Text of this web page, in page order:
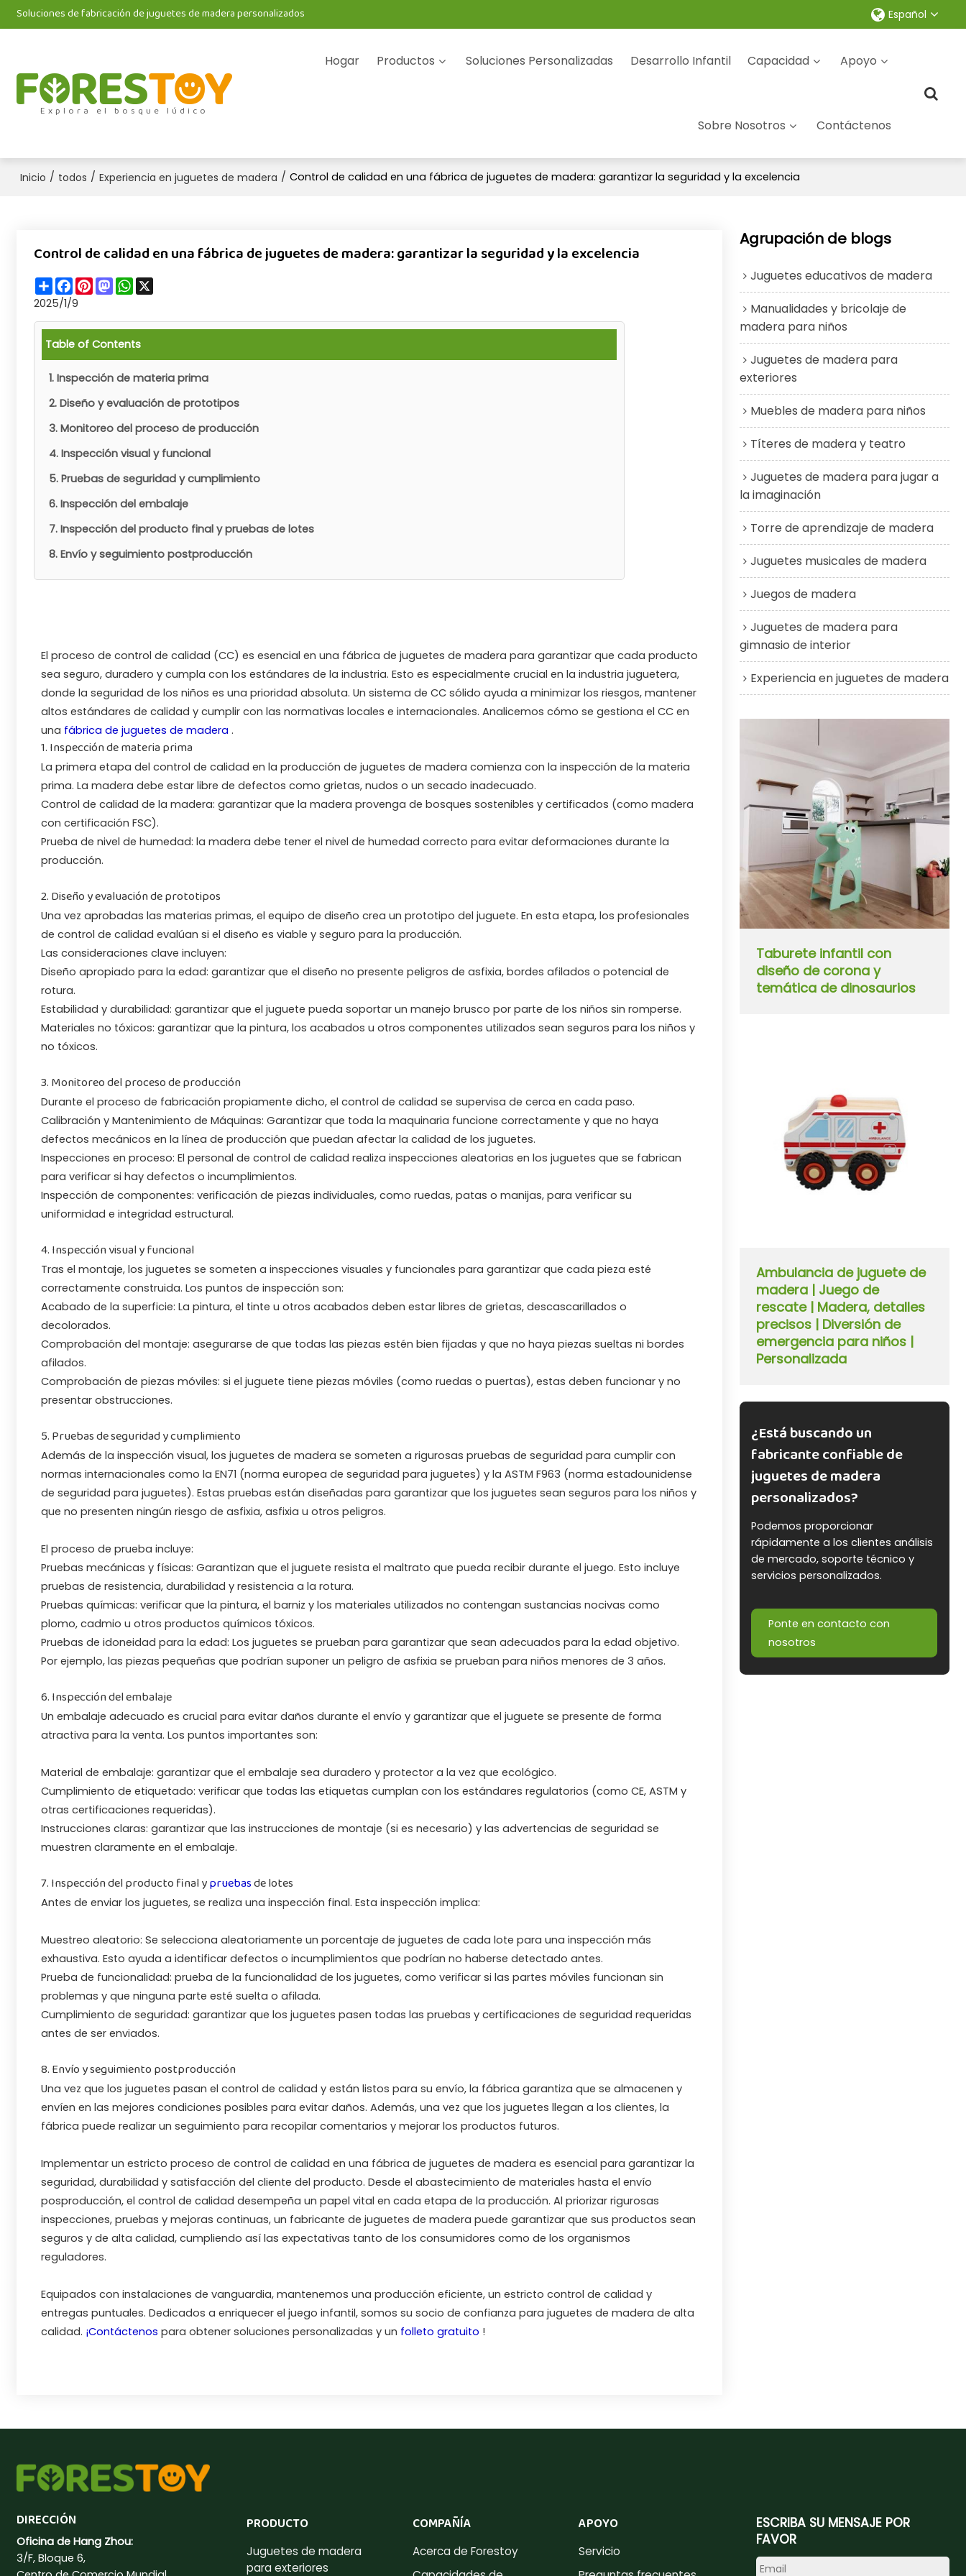
Soluciones de fabricación de juguetes de madera personalizados Español
Explora el bosque lúdico
Hogar Productos Soluciones Personalizadas Desarrollo Infantil Capacidad Apoyo
Sobre Nosotros Contáctenos
Inicio / todos / Experiencia en juguetes de madera / Control de calidad en una fábrica de juguetes de madera: garantizar la seguridad y la excelencia
Control de calidad en una fábrica de juguetes de madera: garantizar la seguridad y la excelencia
ShareFacebook
Pinterest
Mastodon
WhatsApp
X
2025/1/9
Table of Contents
1. Inspección de materia prima
2. Diseño y evaluación de prototipos
3. Monitoreo del proceso de producción
4. Inspección visual y funcional
5. Pruebas de seguridad y cumplimiento
6. Inspección del embalaje
7. Inspección del producto final y pruebas de lotes
8. Envío y seguimiento postproducción
El proceso de control de calidad (CC) es esencial en una fábrica de juguetes de madera para garantizar que cada producto
sea seguro, duradero y cumpla con los estándares de la industria. Esto es especialmente crucial en la industria juguetera,
donde la seguridad de los niños es una prioridad absoluta. Un sistema de CC sólido ayuda a minimizar los riesgos, mantener
altos estándares de calidad y cumplir con las normativas locales e internacionales. Analicemos cómo se gestiona el CC en
una fábrica de juguetes de madera .
1. Inspección de materia prima
La primera etapa del control de calidad en la producción de juguetes de madera comienza con la inspección de la materia
prima. La madera debe estar libre de defectos como grietas, nudos o un secado inadecuado.
Control de calidad de la madera: garantizar que la madera provenga de bosques sostenibles y certificados (como madera
con certificación FSC).
Prueba de nivel de humedad: la madera debe tener el nivel de humedad correcto para evitar deformaciones durante la
producción.
2. Diseño y evaluación de prototipos
Una vez aprobadas las materias primas, el equipo de diseño crea un prototipo del juguete. En esta etapa, los profesionales
de control de calidad evalúan si el diseño es viable y seguro para la producción.
Las consideraciones clave incluyen:
Diseño apropiado para la edad: garantizar que el diseño no presente peligros de asfixia, bordes afilados o potencial de
rotura.
Estabilidad y durabilidad: garantizar que el juguete pueda soportar un manejo brusco por parte de los niños sin romperse.
Materiales no tóxicos: garantizar que la pintura, los acabados u otros componentes utilizados sean seguros para los niños y
no tóxicos.
3. Monitoreo del proceso de producción
Durante el proceso de fabricación propiamente dicho, el control de calidad se supervisa de cerca en cada paso.
Calibración y Mantenimiento de Máquinas: Garantizar que toda la maquinaria funcione correctamente y que no haya
defectos mecánicos en la línea de producción que puedan afectar la calidad de los juguetes.
Inspecciones en proceso: El personal de control de calidad realiza inspecciones aleatorias en los juguetes que se fabrican
para verificar si hay defectos o incumplimientos.
Inspección de componentes: verificación de piezas individuales, como ruedas, patas o manijas, para verificar su
uniformidad e integridad estructural.
4. Inspección visual y funcional
Tras el montaje, los juguetes se someten a inspecciones visuales y funcionales para garantizar que cada pieza esté
correctamente construida. Los puntos de inspección son:
Acabado de la superficie: La pintura, el tinte u otros acabados deben estar libres de grietas, descascarillados o
decolorados.
Comprobación del montaje: asegurarse de que todas las piezas estén bien fijadas y que no haya piezas sueltas ni bordes
afilados.
Comprobación de piezas móviles: si el juguete tiene piezas móviles (como ruedas o puertas), estas deben funcionar y no
presentar obstrucciones.
5. Pruebas de seguridad y cumplimiento
Además de la inspección visual, los juguetes de madera se someten a rigurosas pruebas de seguridad para cumplir con
normas internacionales como la EN71 (norma europea de seguridad para juguetes) y la ASTM F963 (norma estadounidense
de seguridad para juguetes). Estas pruebas están diseñadas para garantizar que los juguetes sean seguros para los niños y
que no presenten ningún riesgo de asfixia, asfixia u otros peligros.
El proceso de prueba incluye:
Pruebas mecánicas y físicas: Garantizan que el juguete resista el maltrato que pueda recibir durante el juego. Esto incluye
pruebas de resistencia, durabilidad y resistencia a la rotura.
Pruebas químicas: verificar que la pintura, el barniz y los materiales utilizados no contengan sustancias nocivas como
plomo, cadmio u otros productos químicos tóxicos.
Pruebas de idoneidad para la edad: Los juguetes se prueban para garantizar que sean adecuados para la edad objetivo.
Por ejemplo, las piezas pequeñas que podrían suponer un peligro de asfixia se prueban para niños menores de 3 años.
6. Inspección del embalaje
Un embalaje adecuado es crucial para evitar daños durante el envío y garantizar que el juguete se presente de forma
atractiva para la venta. Los puntos importantes son:
Material de embalaje: garantizar que el embalaje sea duradero y protector a la vez que ecológico.
Cumplimiento de etiquetado: verificar que todas las etiquetas cumplan con los estándares regulatorios (como CE, ASTM y
otras certificaciones requeridas).
Instrucciones claras: garantizar que las instrucciones de montaje (si es necesario) y las advertencias de seguridad se
muestren claramente en el embalaje.
7. Inspección del producto final ypruebasde lotes
Antes de enviar los juguetes, se realiza una inspección final. Esta inspección implica:
Muestreo aleatorio: Se selecciona aleatoriamente un porcentaje de juguetes de cada lote para una inspección más
exhaustiva. Esto ayuda a identificar defectos o incumplimientos que podrían no haberse detectado antes.
Prueba de funcionalidad: prueba de la funcionalidad de los juguetes, como verificar si las partes móviles funcionan sin
problemas y que ninguna parte esté suelta o afilada.
Cumplimiento de seguridad: garantizar que los juguetes pasen todas las pruebas y certificaciones de seguridad requeridas
antes de ser enviados.
8. Envío y seguimiento postproducción
Una vez que los juguetes pasan el control de calidad y están listos para su envío, la fábrica garantiza que se almacenen y
envíen en las mejores condiciones posibles para evitar daños. Además, una vez que los juguetes llegan a los clientes, la
fábrica puede realizar un seguimiento para recopilar comentarios y mejorar los productos futuros.
Implementar un estricto proceso de control de calidad en una fábrica de juguetes de madera es esencial para garantizar la
seguridad, durabilidad y satisfacción del cliente del producto. Desde el abastecimiento de materiales hasta el envío
posproducción, el control de calidad desempeña un papel vital en cada etapa de la producción. Al priorizar rigurosas
inspecciones, pruebas y mejoras continuas, un fabricante de juguetes de madera puede garantizar que sus productos sean
seguros y de alta calidad, cumpliendo así las expectativas tanto de los consumidores como de los organismos
reguladores.
Equipados con instalaciones de vanguardia, mantenemos una producción eficiente, un estricto control de calidad y
entregas puntuales. Dedicados a enriquecer el juego infantil, somos su socio de confianza para juguetes de madera de alta
calidad. ¡Contáctenos para obtener soluciones personalizadas y un folleto gratuito !
Agrupación de blogs
Juguetes educativos de madera
Manualidades y bricolaje de
madera para niños
Juguetes de madera para
exteriores
Muebles de madera para niños
Títeres de madera y teatro
Juguetes de madera para jugar a
la imaginación
Torre de aprendizaje de madera
Juguetes musicales de madera
Juegos de madera
Juguetes de madera para
gimnasio de interior
Experiencia en juguetes de madera
Taburete infantil con
diseño de corona y
temática de dinosaurios
Ambulancia de juguete de
madera | Juego de
rescate | Madera, detalles
precisos | Diversión de
emergencia para niños |
Personalizada
¿Está buscando un
fabricante confiable de
juguetes de madera
personalizados?
Podemos proporcionar
rápidamente a los clientes análisis
de mercado, soporte técnico y
servicios personalizados.
Ponte en contacto con
nosotros
DIRECCIÓN
Oficina de Hang Zhou:
3/F, Bloque 6,
PRODUCTO
Juguetes de madera
para exteriores
COMPAÑÍA
Acerca de Forestoy
APOYO
Servicio
ESCRIBA SU MENSAJE POR
FAVOR